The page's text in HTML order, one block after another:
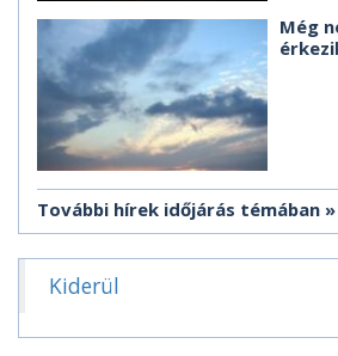
Még
További hírek időjárás témában
Kiderül